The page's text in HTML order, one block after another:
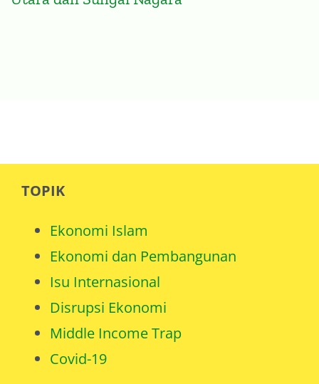
TOPIK
Ekonomi dan Pembangunan
Isu Internasional
Disrupsi Ekonomi
Middle Income Trap
Covid-19